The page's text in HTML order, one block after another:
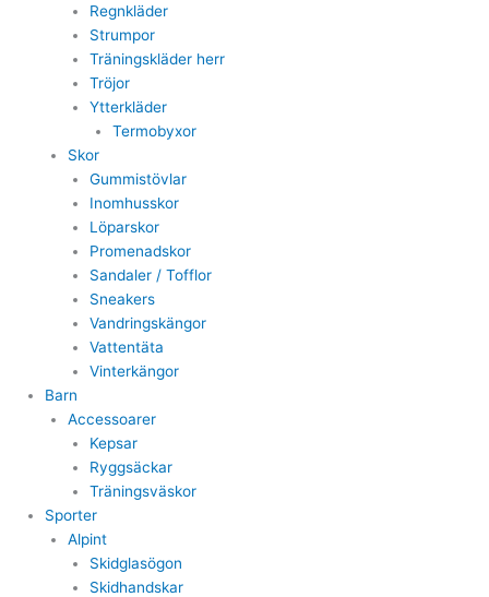
Regnkläder
Strumpor
Träningskläder herr
Tröjor
Ytterkläder
Termobyxor
Skor
Gummistövlar
Inomhusskor
Löparskor
Promenadskor
Sandaler / Tofflor
Sneakers
Vandringskängor
Vattentäta
Vinterkängor
Barn
Accessoarer
Kepsar
Ryggsäckar
Träningsväskor
Sporter
Alpint
Skidglasögon
Skidhandskar